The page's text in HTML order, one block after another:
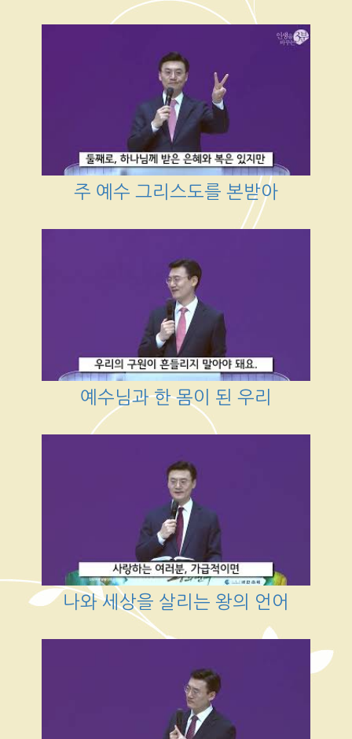
주 예수 그리스도를 본받아
예수님과 한 몸이 된 우리
나와 세상을 살리는 왕의 언어